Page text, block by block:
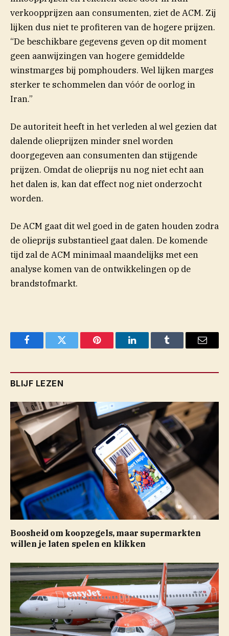
verkoopprijzen aan consumenten, ziet de ACM. Zij
lijken dus niet te profiteren van de hogere prijzen.
“De beschikbare gegevens geven op dit moment
geen aanwijzingen van hogere gemiddelde
winstmarges bij pomphouders. Wel lijken marges
sterker te schommelen dan vóór de oorlog in
Iran.”
De autoriteit heeft in het verleden al wel gezien dat
dalende olieprijzen minder snel worden
doorgegeven aan consumenten dan stijgende
prijzen. Omdat de olieprijs nu nog niet echt aan
het dalen is, kan dat effect nog niet onderzocht
worden.
De ACM gaat dit wel goed in de gaten houden zodra
de olieprijs substantieel gaat dalen. De komende
tijd zal de ACM minimaal maandelijks met een
analyse komen van de ontwikkelingen op de
brandstofmarkt.
FacebookTwitter Pinterest LinkedInTumblr Email
BLIJF LEZEN
Boosheid om koopzegels, maar supermarkten
willen je laten spelen en klikken